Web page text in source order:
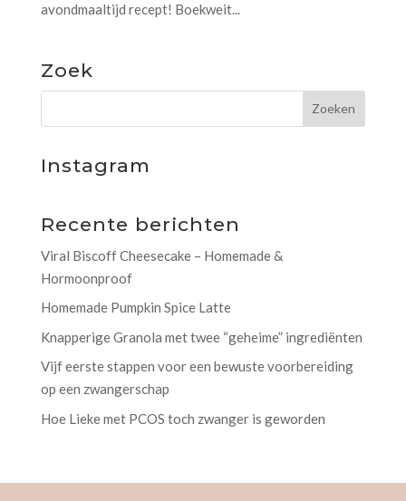
avondmaaltijd recept! Boekweit...
Zoek
Instagram
Recente berichten
Viral Biscoff Cheesecake – Homemade &
Hormoonproof
Homemade Pumpkin Spice Latte
Knapperige Granola met twee “geheime” ingrediënten
Vijf eerste stappen voor een bewuste voorbereiding
op een zwangerschap
Hoe Lieke met PCOS toch zwanger is geworden